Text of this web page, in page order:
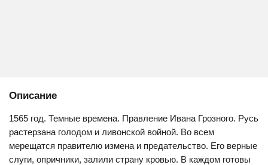
Описание
1565 год. Темные времена. Правление Ивана Грозного. Русь
растерзана голодом и ливонской войной. Во всем
мерещатся правителю измена и предательство. Его верные
слуги, опричники, залили страну кровью. В каждом готовы